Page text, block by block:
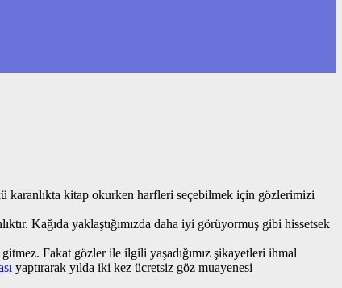
karanlıkta kitap okurken harfleri seçebilmek için gözlerimizi
Kağıda yaklaştığımızda daha iyi görüyormuş gibi hissetsek
Fakat gözler ile ilgili yaşadığımız şikayetleri ihmal
yaptırarak yılda iki kez ücretsiz göz muayenesi